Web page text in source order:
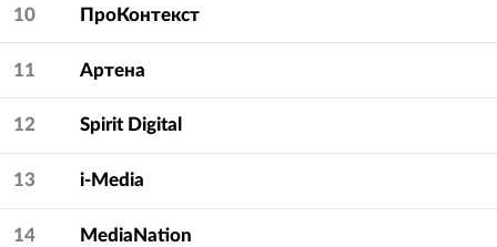
10 ПроКонтекст
11 Артена
12 Spirit Digital
13 i-Media
14 MediaNation